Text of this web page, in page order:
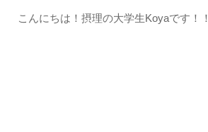
こんにちは！摂理の大学生Koyaです！！